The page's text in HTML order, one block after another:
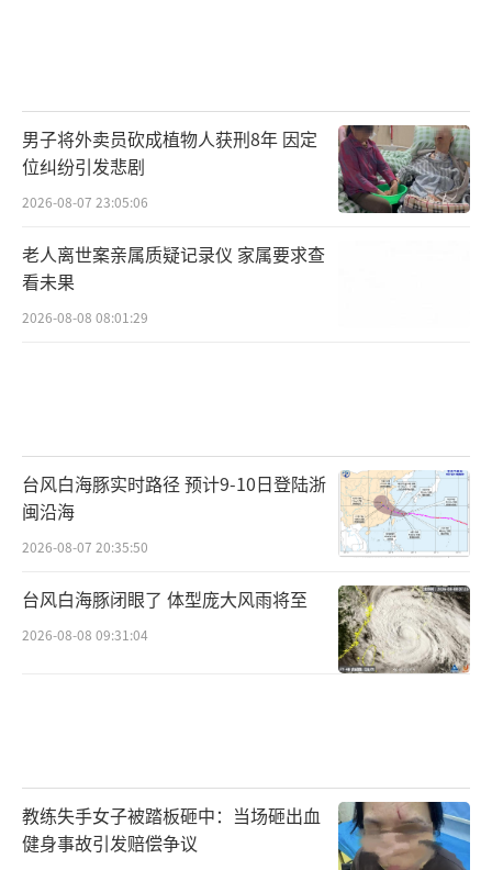
男子将外卖员砍成植物人获刑8年 因定
位纠纷引发悲剧
2026-08-07 23:05:06
老人离世案亲属质疑记录仪 家属要求查
看未果
2026-08-08 08:01:29
台风白海豚实时路径 预计9-10日登陆浙
闽沿海
2026-08-07 20:35:50
台风白海豚闭眼了 体型庞大风雨将至
2026-08-08 09:31:04
教练失手女子被踏板砸中：当场砸出血
健身事故引发赔偿争议